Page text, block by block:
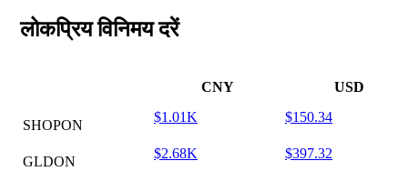
लोकप्रिय विनिमय दरें
CNY USD
SHOPON
$1.01K $150.34
GLDON
$2.68K $397.32